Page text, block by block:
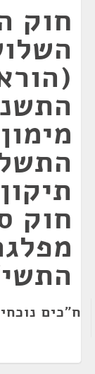
חוק
חוק
ח"כים